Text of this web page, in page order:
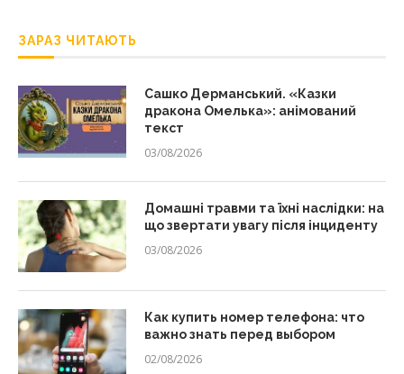
ЗАРАЗ ЧИТАЮТЬ
Сашко Дерманський. «Казки
дракона Омелька»: анімований
текст
03/08/2026
Домашні травми та їхні наслідки: на
що звертати увагу після інциденту
03/08/2026
Как купить номер телефона: что
важно знать перед выбором
02/08/2026